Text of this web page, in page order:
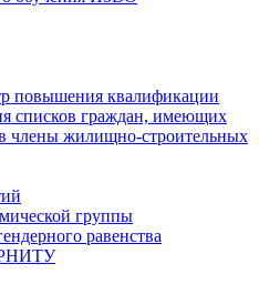
повышения квалификации
списков граждан, имеющих
члены жилищно-строительных
группы
равенства